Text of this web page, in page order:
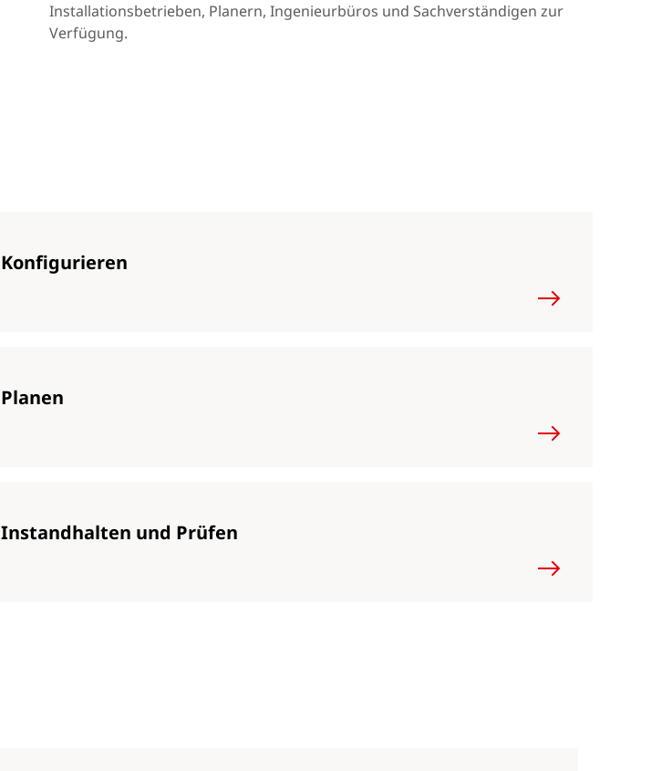
Installationsbetrieben, Planern, Ingenieurbüros und Sachverständigen zur
Verfügung.
Konfigurieren
Planen
Instandhalten und Prüfen